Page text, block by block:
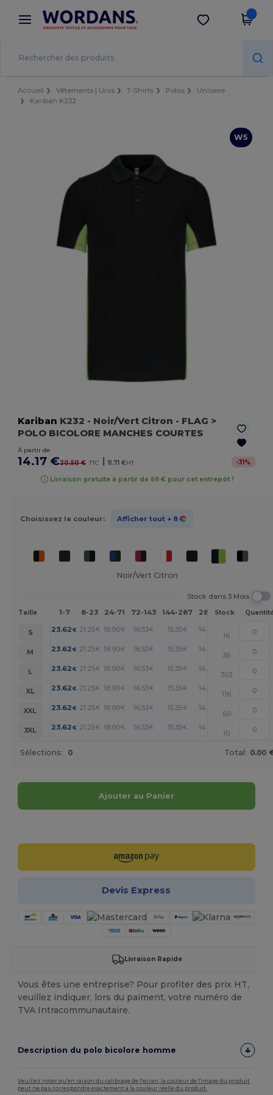
× Appli Wordans
Meilleurs prix sur l’app !
Obtenir l'appli
Accueil Vêtements | Unis T-Shirts Polos
Unisexe
Kariban K232
W5
Kariban K232 - Noir/Vert Citron - FLAG >
POLO BICOLORE MANCHES COURTES
À partir de
14.17 €20.50 € TTC | 11.71 €HT -31%
Livraison gratuite à partir de 69 € pour cet entrepôt !
Choisissez la couleur: Afficher tout + 8
Noir/Vert Citron
Stock dans 3 Mois
Taille 1-7 8-23 24-71 72-143 144-287 288 + Plus
Stock
S 23.62 € 21.25€ 18.90€ 16.53€ 15.35€ 14.17
16
M
23.62 € 21.25€ 18.90€ 16.53€ 15.35€ 14.17
36
L
23.62 € 21.25€ 18.90€ 16.53€ 15.35€ 14.17 +
303
XL
23.62 € 21.25€ 18.90€ 16.53€ 15.35€ 14.17 +
116
XXL
23.62 € 21.25€ 18.90€ 16.53€ 15.35€ 14.17 +
60
3XL
23.62 € 21.25€ 18.90€ 16.53€ 15.35€ 14.17
10
Sélections: 0 Total: 0.00
Ajouter au Panier
Devis Express
Livraison Rapide
Vous êtes une entreprise? Pour profiter des prix HT,
veuillez indiquer, lors du paiment, votre numéro de
TVA Intracommunautaire.
Description du polo bicolore homme
Veuillez noter qu'en raison du calibrage de l'écran, la couleur de l'image du produit
peut ne pas correspondre exactement à la couleur réelle du produit.